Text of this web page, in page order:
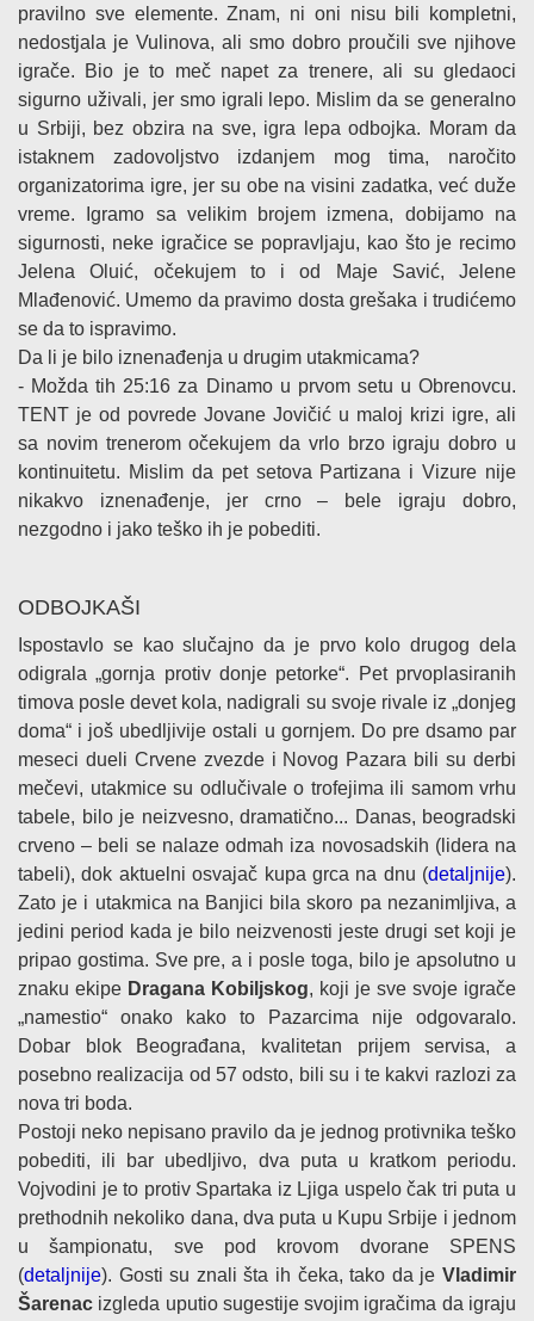
pravilno sve elemente. Znam, ni oni nisu bili kompletni,
nedostjala je Vulinova, ali smo dobro proučili sve njihove
igrače. Bio je to meč napet za trenere, ali su gledaoci
sigurno uživali, jer smo igrali lepo. Mislim da se generalno
u Srbiji, bez obzira na sve, igra lepa odbojka. Moram da
istaknem zadovoljstvo izdanjem mog tima, naročito
organizatorima igre, jer su obe na visini zadatka, već duže
vreme. Igramo sa velikim brojem izmena, dobijamo na
sigurnosti, neke igračice se popravljaju, kao što je recimo
Jelena Oluić, očekujem to i od Maje Savić, Jelene
Mlađenović. Umemo da pravimo dosta grešaka i trudićemo
se da to ispravimo.
Da li je bilo iznenađenja u drugim utakmicama?
- Možda tih 25:16 za Dinamo u prvom setu u Obrenovcu.
TENT je od povrede Jovane Jovičić u maloj krizi igre, ali
sa novim trenerom očekujem da vrlo brzo igraju dobro u
kontinuitetu. Mislim da pet setova Partizana i Vizure nije
nikakvo iznenađenje, jer crno – bele igraju dobro,
nezgodno i jako teško ih je pobediti.
ODBOJKAŠI
Ispostavlo se kao slučajno da je prvo kolo drugog dela
odigrala „gornja protiv donje petorke“. Pet prvoplasiranih
timova posle devet kola, nadigrali su svoje rivale iz „donjeg
doma“ i još ubedljivije ostali u gornjem. Do pre dsamo par
meseci dueli Crvene zvezde i Novog Pazara bili su derbi
mečevi, utakmice su odlučivale o trofejima ili samom vrhu
tabele, bilo je neizvesno, dramatično... Danas, beogradski
crveno – beli se nalaze odmah iza novosadskih (lidera na
tabeli), dok aktuelni osvajač kupa grca na dnu (detaljnije).
Zato je i utakmica na Banjici bila skoro pa nezanimljiva, a
jedini period kada je bilo neizvenosti jeste drugi set koji je
pripao gostima. Sve pre, a i posle toga, bilo je apsolutno u
znaku ekipe Dragana Kobiljskog, koji je sve svoje igrače
„namestio“ onako kako to Pazarcima nije odgovaralo.
Dobar blok Beograđana, kvalitetan prijem servisa, a
posebno realizacija od 57 odsto, bili su i te kakvi razlozi za
nova tri boda.
Postoji neko nepisano pravilo da je jednog protivnika teško
pobediti, ili bar ubedljivo, dva puta u kratkom periodu.
Vojvodini je to protiv Spartaka iz Ljiga uspelo čak tri puta u
prethodnih nekoliko dana, dva puta u Kupu Srbije i jednom
u šampionatu, sve pod krovom dvorane SPENS
(detaljnije). Gosti su znali šta ih čeka, tako da je Vladimir
Šarenac izgleda uputio sugestije svojim igračima da igraju